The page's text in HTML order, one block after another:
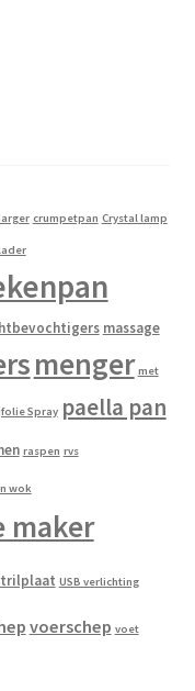
crumpetpan Crystal lamp
massage
menger met
Spray paella pan
raspen rvs
wok
maker
trilplaat USB verlichting
voerschep voet